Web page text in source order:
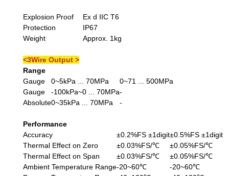
Explosion Proof
Ex d IIC T6
Protection
IP67
Weight
Approx. 1kg
<3Wire Output >
Range
Gauge
Gauge
Absolute
0~5kPa ... 70MPa
-100kPa~0 ... 70MPa
0~35kPa ... 70MPa
0~71 ... 500MPa
-
-
Performance
Accuracy
Thermal Effect on Zero
Thermal Effect on Span
Ambient Temperature Range
±0.2%FS ±1digit
±0.03%FS/℃
±0.03%FS/℃
-20~60℃
±0.5%FS ±1digit
±0.05%FS/℃
±0.05%FS/℃
-20~60℃